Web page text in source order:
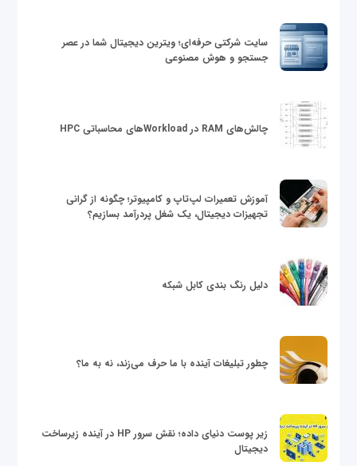
سایت شرکتی حرفه‌ای؛ ویترین دیجیتال شما در عصر
جستجو و هوش مصنوعی
چالش‌های RAM در Workloadهای محاسباتی HPC
آموزش تعمیرات لپ‌تاپ و کامپیوتر؛ چگونه از گرانی
تجهیزات دیجیتال، یک شغل پردرآمد بسازیم؟
دلیل رنگ بندی کابل شبکه
چطور تبلیغات آینده با ما حرف می‌زند، نه به ما؟
زیر پوست دنیای داده؛ نقش سرور HP در آینده زیرساخت
دیجیتال